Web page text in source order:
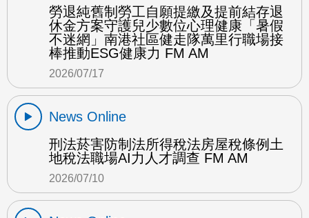
勞退純舊制勞工自願提繳及提前結存退
休金方案守護兒少數位心理健康「暑假
不迷網」南港社區健走隊萬里行職場接
棒推動ESG健康力 FM AM
2026/07/17
News Online
刑法菸害防制法所得稅法房屋稅條例土
地稅法職場AI力人才調查 FM AM
2026/07/10